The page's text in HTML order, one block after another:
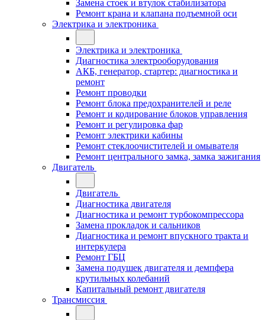
Замена стоек и втулок стабилизатора
Ремонт крана и клапана подъемной оси
Электрика и электроника
Электрика и электроника
Диагностика электрооборудования
АКБ, генератор, стартер: диагностика и
ремонт
Ремонт проводки
Ремонт блока предохранителей и реле
Ремонт и кодирование блоков управления
Ремонт и регулировка фар
Ремонт электрики кабины
Ремонт стеклоочистителей и омывателя
Ремонт центрального замка, замка зажигания
Двигатель
Двигатель
Диагностика двигателя
Диагностика и ремонт турбокомпрессора
Замена прокладок и сальников
Диагностика и ремонт впускного тракта и
интеркулера
Ремонт ГБЦ
Замена подушек двигателя и демпфера
крутильных колебаний
Капитальный ремонт двигателя
Трансмиссия